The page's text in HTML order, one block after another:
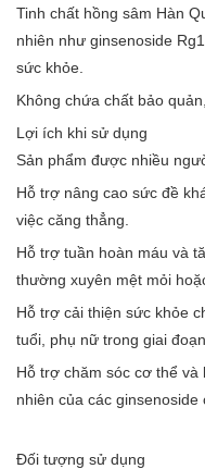
Tinh chất hồng sâm Hàn
nhiên như ginsenoside
sức khỏe.
Không chứa chất bảo
Lợi ích khi sử dụng
Sản phẩm được nhiều
Hỗ trợ nâng cao sức đề
việc căng thẳng.
Hỗ trợ tuần hoàn máu và
thường xuyên mệt mỏi
Hỗ trợ cải thiện sức khỏe
tuổi, phụ nữ trong giai
Hỗ trợ chăm sóc cơ thể
nhiên của các
Đối tượng sử dụng